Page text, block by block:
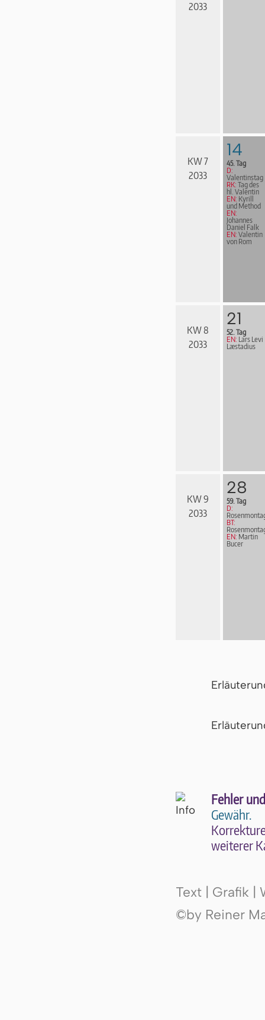
2033
KW 7
2033
14
45. Tag
D:
Valentinstag
RK: Tag des
hl. Valentin
EN: Kyrill
und Method
EN:
Johannes
Daniel Falk
EN: Valentin
von Rom
KW 8
2033
21
52. Tag
EN: Lars Levi
Læstadius
KW 9
2033
28
59. Tag
D:
BT:
EN: Martin
Bucer
Fehler
Gewähr.
wei­te­rer
Text | Grafik |
©by Reiner